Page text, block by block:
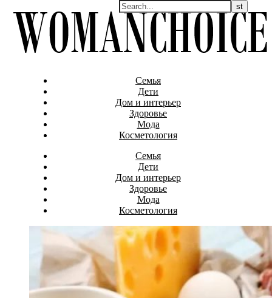
Семья
Дети
Дом и интерьер
Здоровье
Мода
Косметология
Семья
Дети
Дом и интерьер
Здоровье
Мода
Косметология